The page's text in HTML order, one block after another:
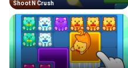
Shoot N Crush